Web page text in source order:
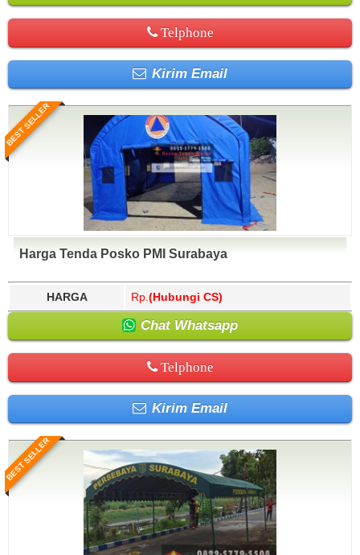
Telphone
Kirim Email
BEST SELLER
Harga Tenda Posko PMI Surabaya
HARGA Rp. (Hubungi CS)
Chat Whatsapp
Telphone
Kirim Email
BEST SELLER